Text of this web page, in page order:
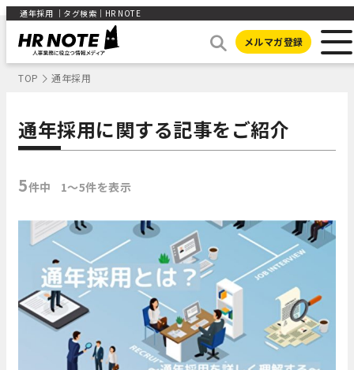
通年採用 ｜タグ検索｜HR NOTE
メルマガ登録
TOP 通年採用
通年採用に関する記事をご紹介
5件中 1〜5件を表示